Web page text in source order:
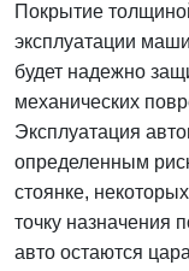
Покрытие
эксплуатации
будет надежно
механических
Эксплуатация
определенным
стоянке,
точку назначения
авто остаются